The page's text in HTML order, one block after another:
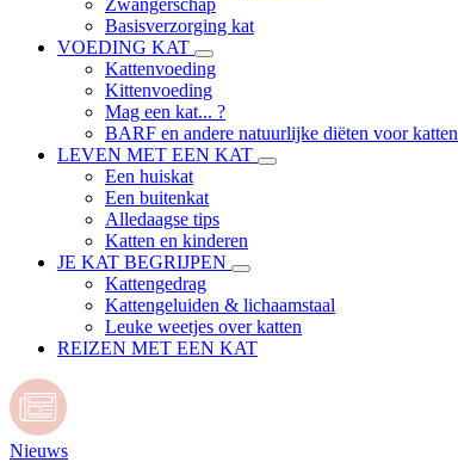
Zwangerschap
Basisverzorging kat
VOEDING KAT
Kattenvoeding
Kittenvoeding
Mag een kat... ?
BARF en andere natuurlijke diëten voor katten
LEVEN MET EEN KAT
Een huiskat
Een buitenkat
Alledaagse tips
Katten en kinderen
JE KAT BEGRIJPEN
Kattengedrag
Kattengeluiden & lichaamstaal
Leuke weetjes over katten
REIZEN MET EEN KAT
Nieuws